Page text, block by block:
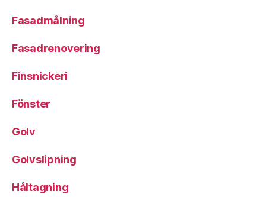
Fasadmålning
Fasadrenovering
Finsnickeri
Fönster
Golv
Golvslipning
Håltagning